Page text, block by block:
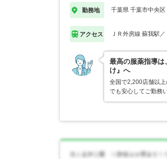
勤務地 千葉県 千葉市中央区
アクセス ＪＲ外房線 蘇我駅
最高の服薬指導
け』へ
全国で2,200店舗以
でも安心してご勤務